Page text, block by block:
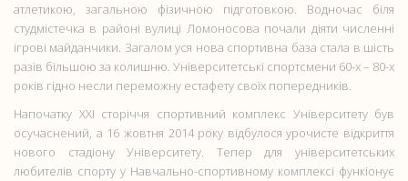
атлетикою, загальною фізичною підготовкою. Водночас біля
студмістечка в районі вулиці Ломоносова почали діяти численні
ігрові майданчики. Загалом уся нова спортивна база стала в шість
разів більшою за колишню. Університетські спортсмени 60-х – 80-х
років гідно несли переможну естафету своїх попередників.
Напочатку ХХІ сторіччя спортивний комплекс Університету був
осучаснений, а 16 жовтня 2014 року відбулося урочисте відкриття
нового стадіону Університету. Тепер для університетських
любителів спорту у Навчально-спортивному комплексі функіонує